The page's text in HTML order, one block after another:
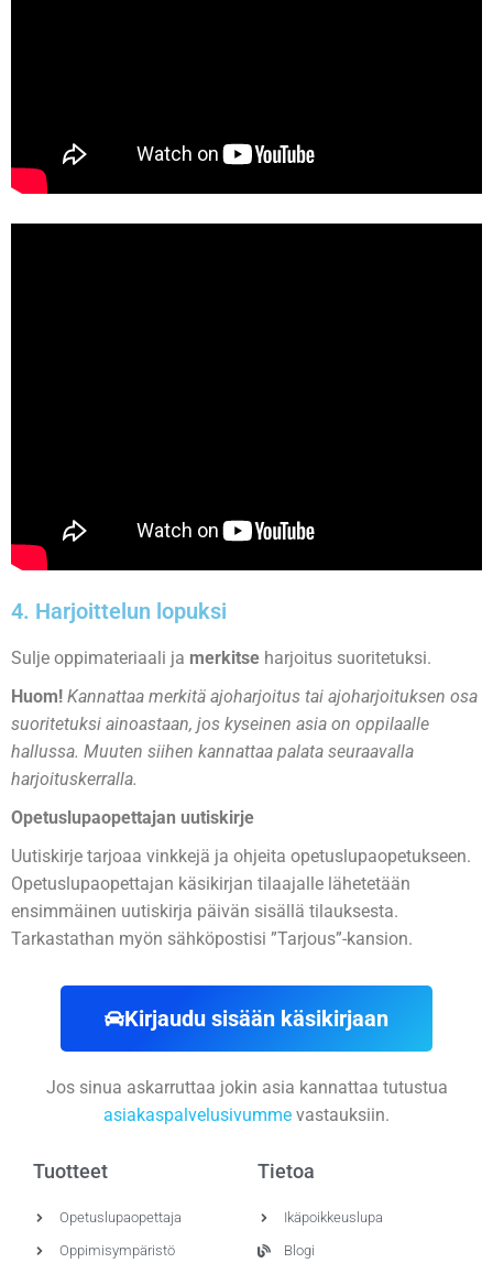
4. Harjoittelun lopuksi
Sulje oppimateriaali ja merkitse harjoitus suoritetuksi.
Huom! Kannattaa merkitä ajoharjoitus tai ajoharjoituksen osa
suoritetuksi ainoastaan, jos kyseinen asia on oppilaalle
hallussa. Muuten siihen kannattaa palata seuraavalla
harjoituskerralla.
Opetuslupaopettajan uutiskirje
Uutiskirje tarjoaa vinkkejä ja ohjeita opetuslupaopetukseen.
Opetuslupaopettajan käsikirjan tilaajalle lähetetään
ensimmäinen uutiskirja päivän sisällä tilauksesta.
Tarkastathan myön sähköpostisi ”Tarjous”-kansion.
Kirjaudu sisään käsikirjaan
Jos sinua askarruttaa jokin asia kannattaa tutustua
asiakaspalvelusivumme vastauksiin.
Tuotteet
Opetuslupaopettaja
Oppimisympäristö
Tietoa
Ikäpoikkeuslupa
Blogi